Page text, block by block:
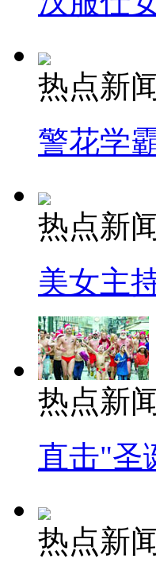
热点新
警花学
热点新
美女主
热点新
直击"圣
热点新